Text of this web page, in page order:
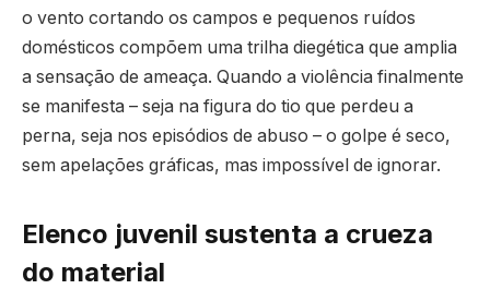
o vento cortando os campos e pequenos ruídos
domésticos compõem uma trilha diegética que amplia
a sensação de ameaça. Quando a violência finalmente
se manifesta – seja na figura do tio que perdeu a
perna, seja nos episódios de abuso – o golpe é seco,
sem apelações gráficas, mas impossível de ignorar.
Elenco juvenil sustenta a crueza
do material